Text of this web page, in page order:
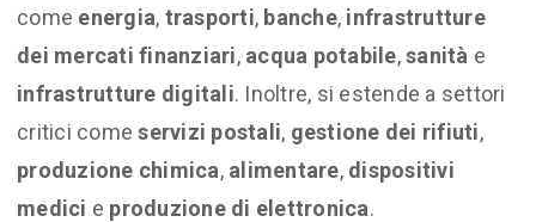
come energia, trasporti, banche, infrastrutture
dei mercati finanziari, acqua potabile,sanità e
infrastrutture digitali. Inoltre, si estende a settori
critici comeservizi postali, gestione dei rifiuti,
produzione chimica, alimentare, dispositivi
medici e produzione di elettronica.